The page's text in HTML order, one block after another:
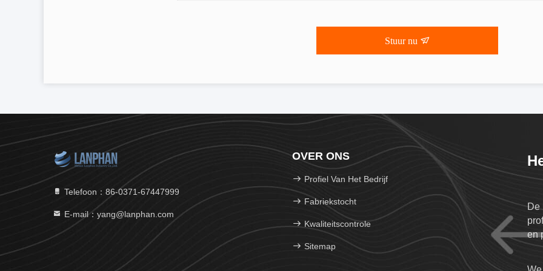
Stuur nu
Telefoon：86-0371-67447999
E-mail：yang@lanphan.com
OVER ONS
Profiel Van Het Bedrijf
Fabriekstocht
Kwaliteitscontrole
Sitemap
De
en